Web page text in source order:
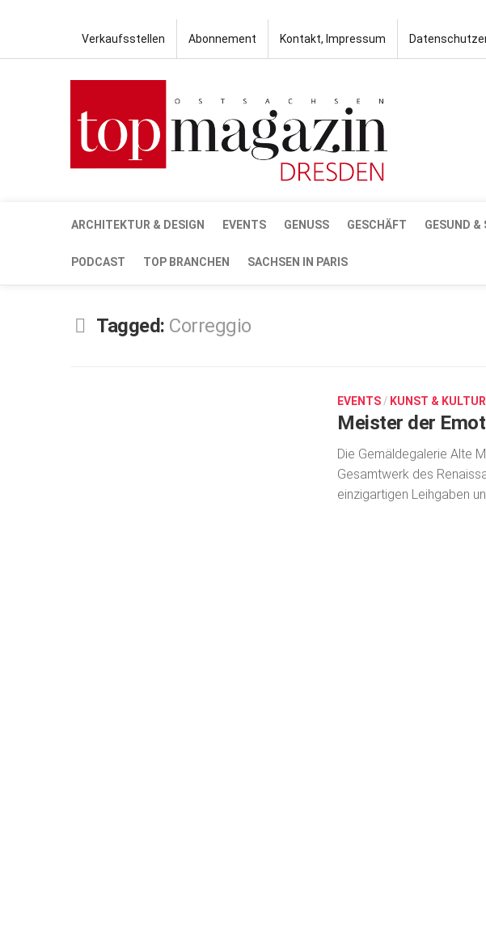
Verkaufsstellen Abonnement Kontakt, Impressum
ARCHITEKTUR & DESIGN EVENTS GENUSS GESCHÄFT GESUND &
PODCAST TOP BRANCHEN SACHSEN IN PARIS
Tagged: Correggio
EVENTS / KUNST & KULTUR
Meister der
Die Gemäldegalerie Alte
Gesamtwerk des
einzigartigen Leihgaben